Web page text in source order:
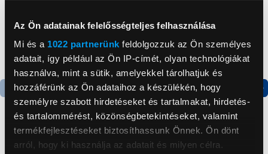
Az Ön adatainak felelősségteljes felhasználása
Mi és a 1022 partnerünk feldolgozzuk az Ön személyes
adatait, így például az Ön IP-címét, olyan technológiákat
használva, mint a sütik, amelyekkel tárolhatjuk és
hozzáférünk az Ön adataihoz a készülékén, hogy
személyre szabott hirdetéseket és tartalmakat, hirdetés-
és tartalommérést, közönségbetekintéseket, valamint
termékfejlesztéseket biztosíthassunk Önnek. Ön dönt
arról, hogy ki használja az adatait és milyen célra.
Termék adatlap
Gorenje NRS8182KX Side
Termék adatlap
Gorenje N619EAXL4